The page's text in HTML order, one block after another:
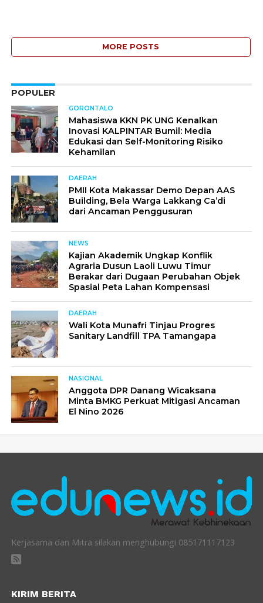
MORE POSTS
POPULER
GORONTALO
Mahasiswa KKN PK UNG Kenalkan
Inovasi KALPINTAR Bumil: Media
Edukasi dan Self-Monitoring Risiko
Kehamilan
DAERAH
PMII Kota Makassar Demo Depan AAS
Building, Bela Warga Lakkang Ca’di
dari Ancaman Penggusuran
NEWS
Kajian Akademik Ungkap Konflik
Agraria Dusun Laoli Luwu Timur
Berakar dari Dugaan Perubahan Objek
Spasial Peta Lahan Kompensasi
DAERAH
Wali Kota Munafri Tinjau Progres
Sanitary Landfill TPA Tamangapa
NASIONAL
Anggota DPR Danang Wicaksana
Minta BMKG Perkuat Mitigasi Ancaman
El Nino 2026
Kerjasama dan Mitra silakan menghubungi 085171117123
KIRIM BERITA